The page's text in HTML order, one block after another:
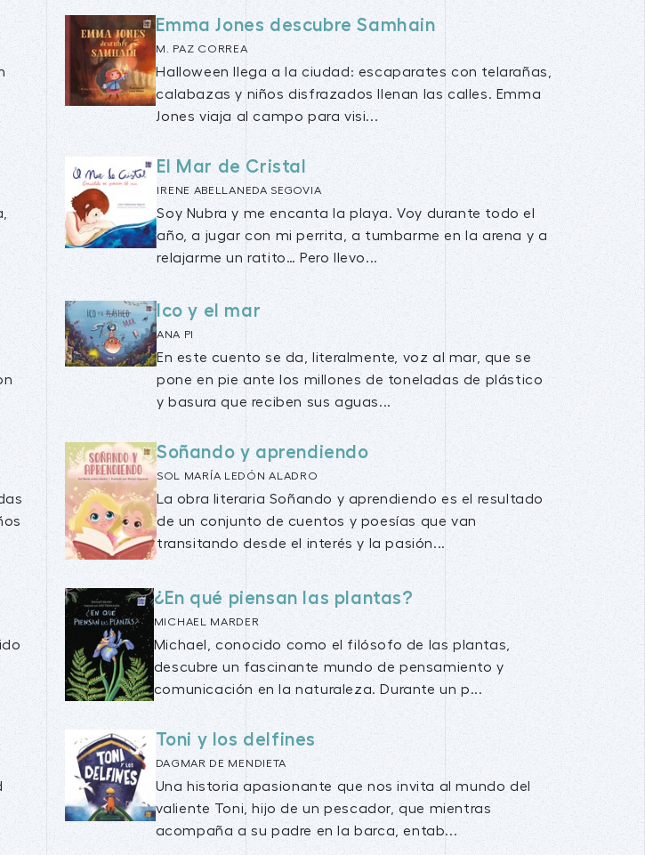
Emma Jones descubre Samhain
M. PAZ CORREA
Halloween llega a la ciudad: escaparates con telarañas,
calabazas y niños disfrazados llenan las calles. Emma
Jones viaja al campo para visi...
El Mar de Cristal
IRENE ABELLANEDA SEGOVIA
Soy Nubra y me encanta la playa. Voy durante todo el
año, a jugar con mi perrita, a tumbarme en la arena y a
relajarme un ratito… Pero llevo...
Ico y el mar
ANA PI
En este cuento se da, literalmente, voz al mar, que se
pone en pie ante los millones de toneladas de plástico
y basura que reciben sus aguas...
Soñando y aprendiendo
SOL MARÍA LEDÓN ALADRO
La obra literaria Soñando y aprendiendo es el resultado
de un conjunto de cuentos y poesías que van
transitando desde el interés y la pasión...
¿En qué piensan las plantas?
MICHAEL MARDER
Michael, conocido como el filósofo de las plantas,
descubre un fascinante mundo de pensamiento y
comunicación en la naturaleza. Durante un p...
Toni y los delfines
DAGMAR DE MENDIETA
Una historia apasionante que nos invita al mundo del
valiente Toni, hijo de un pescador, que mientras
acompaña a su padre en la barca, entab...